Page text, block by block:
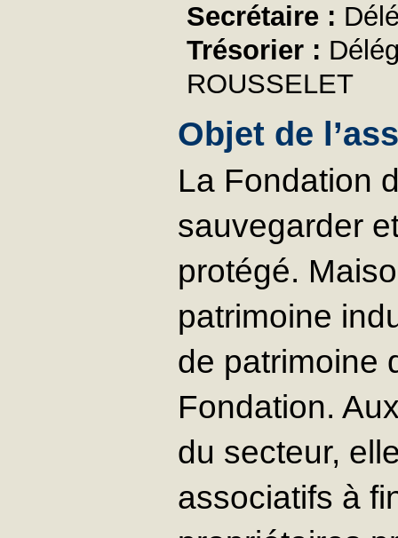
Secrétaire :
Trésorier :
ROUSSELET
Objet de
La Fondation
sauvegarder
protégé.
patrimoine
de patrimoine
Fondation.
du secteur,
associatifs à